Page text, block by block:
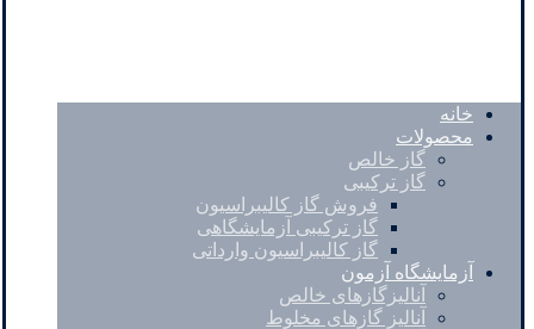
خانه
محصولات
گاز خالص
گاز ترکیبی
فروش گاز کالیبراسیون
گاز ترکیبی آزمایشگاهی
گاز کالیبراسیون وارداتی
آزمایشگاه آزمون
آنالیزگازهای خالص
آنالیز گازهای مخلوط